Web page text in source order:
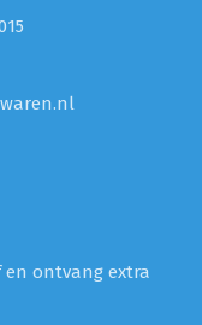
en ontvang extra